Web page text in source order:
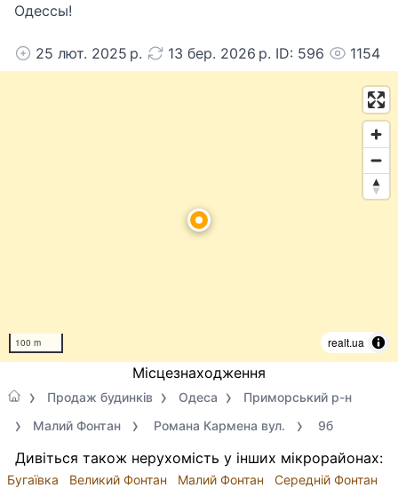
Одессы!
25 лют. 2025 р. 13 бер. 2026 р. ID: 596 1154
100 m realt.ua
Місцезнаходження
Продаж будинків Одеса
Приморський р-н
Малий Фонтан
Романа Кармена вул. 9б
Дивіться також нерухомість у інших мікрорайонах:
Бугаївка Великий Фонтан Малий Фонтан
Середній Фонтан